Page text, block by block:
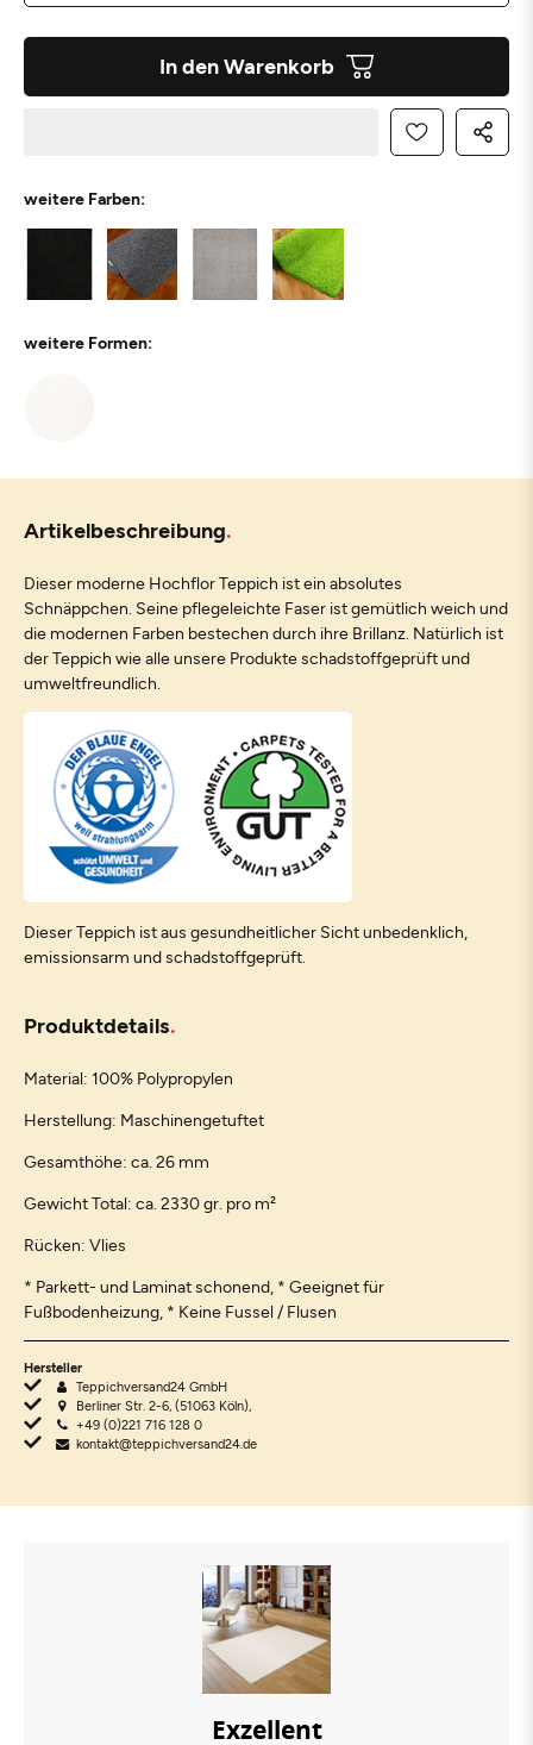
In den Warenkorb
weitere Farben:
weitere Formen:
Artikelbeschreibung
Dieser moderne Hochflor Teppich ist ein absolutes
Schnäppchen. Seine pflegeleichte Faser ist gemütlich weich und
die modernen Farben bestechen durch ihre Brillanz. Natürlich ist
der Teppich wie alle unsere Produkte schadstoffgeprüft und
umweltfreundlich.
Dieser Teppich ist aus gesundheitlicher Sicht unbedenklich,
emissionsarm und schadstoffgeprüft.
Produktdetails
Material: 100% Polypropylen
Herstellung: Maschinengetuftet
Gesamthöhe: ca. 26 mm
Gewicht Total: ca. 2330 gr. pro m²
Rücken: Vlies
* Parkett- und Laminat schonend, * Geeignet für
Fußbodenheizung, * Keine Fussel / Flusen
Hersteller
Teppichversand24 GmbH
Berliner Str. 2-6, (51063 Köln),
+49 (0)221 716 128 0
kontakt@teppichversand24.de
Exzellent